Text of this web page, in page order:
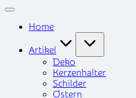
Home
Artikel
Deko
Kerzenhalter
Schilder
Ostern